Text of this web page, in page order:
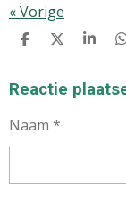
«Vorige
D
E
N
D
L
S
R
E
Reactie
Naam *